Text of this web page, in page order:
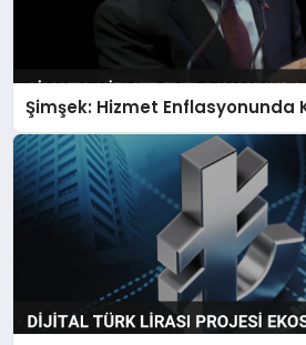
Şimşek: Hizmet Enflasyonunda